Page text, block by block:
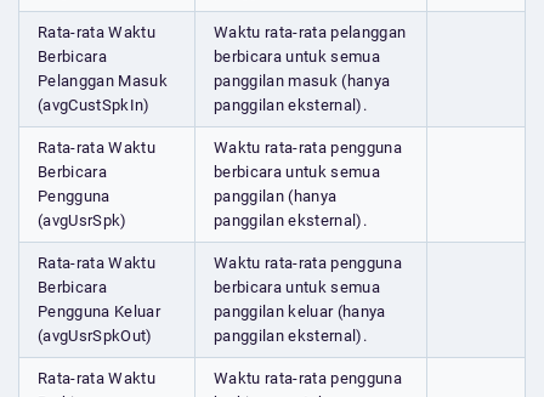
Rata-rata Waktu
Berbicara
Pelanggan Masuk
(avgCustSpkIn)
Waktu rata-rata pelanggan
berbicara untuk semua
panggilan masuk (hanya
panggilan eksternal).
Rata-rata Waktu
Berbicara
Pengguna
(avgUsrSpk)
Waktu rata-rata pengguna
berbicara untuk semua
panggilan (hanya
panggilan eksternal).
Rata-rata Waktu
Berbicara
Pengguna Keluar
(avgUsrSpkOut)
Waktu rata-rata pengguna
berbicara untuk semua
panggilan keluar (hanya
panggilan eksternal).
Rata-rata Waktu
Waktu rata-rata pengguna